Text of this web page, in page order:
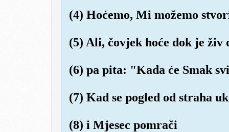
(4) Hoćemo, Mi možemo
(5) Ali, čovjek hoće dok je živ
(6) pa pita: "Kada će Smak
(7) Kad se pogled od straha
(8) i Mjesec pomrači